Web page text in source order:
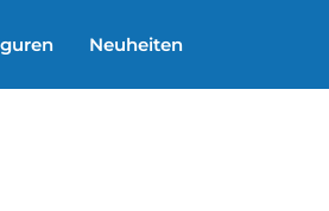
Neuheiten